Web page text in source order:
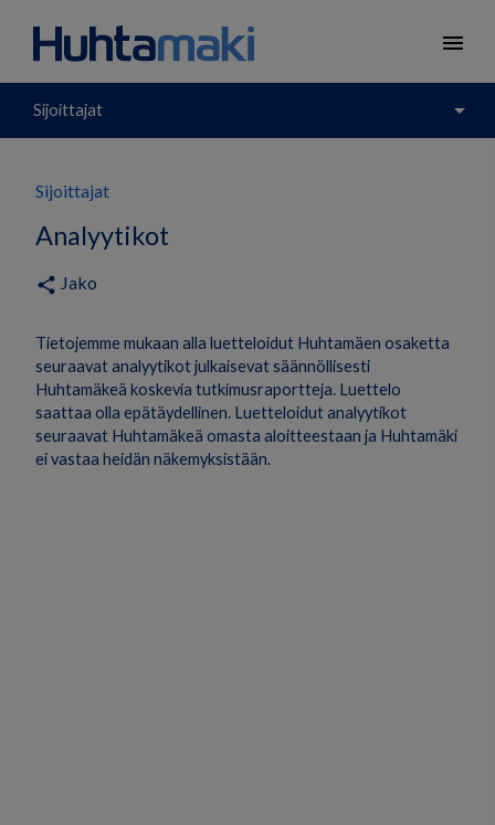
menu
Sijoittajat arrow_drop_down
Sijoittajat
Analyytikot
share Jako
Tietojemme mukaan alla luetteloidut Huhtamäen osaketta
seuraavat analyytikot julkaisevat säännöllisesti
Huhtamäkeä koskevia tutkimusraportteja. Luettelo
saattaa olla epätäydellinen. Luetteloidut analyytikot
seuraavat Huhtamäkeä omasta aloitteestaan ja Huhtamäki
ei vastaa heidän näkemyksistään.